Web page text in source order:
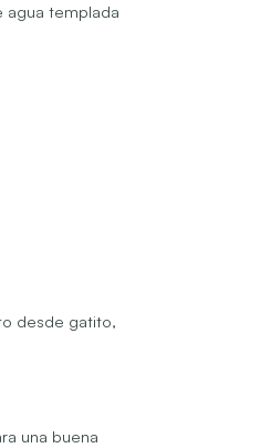
agua templada
desde gatito,
una buena